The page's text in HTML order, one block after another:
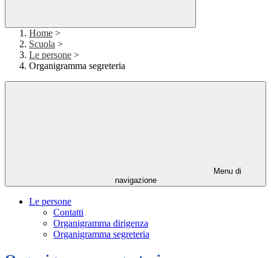
Home >
Scuola >
Le persone >
Organigramma segreteria
Menu di
navigazione
Le persone
Contatti
Organigramma dirigenza
Organigramma segreteria